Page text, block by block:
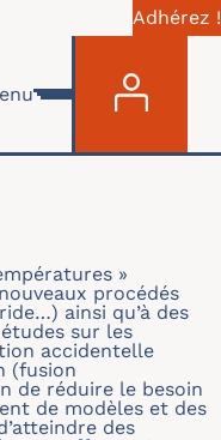
Adhérez !
»
procédés
ainsi qu’à des
sur les
accidentelle
(fusion
de réduire le besoin
de modèles et des
des